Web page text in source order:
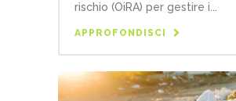
rischio (OiRA) per gestire i...
APPROFONDISCI